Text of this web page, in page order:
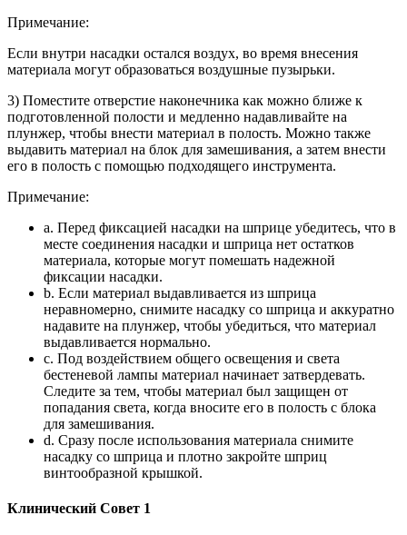
Примечание:
Если внутри насадки остался воздух, во время внесения
материала могут образоваться воздушные пузырьки.
3) Поместите отверстие наконечника как можно ближе к
подготовленной полости и медленно надавливайте на
плунжер, чтобы внести материал в полость. Можно также
выдавить материал на блок для замешивания, а затем внести
его в полость с помощью подходящего инструмента.
Примечание:
a. Перед фиксацией насадки на шприце убедитесь, что в
месте соединения насадки и шприца нет остатков
материала, которые могут помешать надежной
фиксации насадки.
b. Если материал выдавливается из шприца
неравномерно, снимите насадку со шприца и аккуратно
надавите на плунжер, чтобы убедиться, что материал
выдавливается нормально.
c. Под воздействием общего освещения и света
бестеневой лампы материал начинает затвердевать.
Следите за тем, чтобы материал был защищен от
попадания света, когда вносите его в полость с блока
для замешивания.
d. Сразу после использования материала снимите
насадку со шприца и плотно закройте шприц
винтообразной крышкой.
Клинический Совет 1